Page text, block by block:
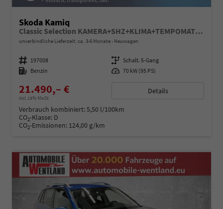
Skoda Kamiq
Classic Selection KAMERA+SHZ+KLIMA+TEMPOMAT+LED+16" LM
unverbindliche Lieferzeit: ca. 3-6 Monate Neuwagen
Fahrzeugnummer 197008 Getriebe Schalt. 5-Gang
Kraftstoff Benzin Leistung 70 kW (95 PS)
21.490,– €
incl. 19% MwSt.
Details
Verbrauch kombiniert:5,50 l/100km
CO2-Klasse: D
CO2-Emissionen: 124,00 g/km